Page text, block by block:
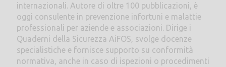
internazionali. Autore di oltre 100 pubblicazioni, è
oggi consulente in prevenzione infortuni e malattie
professionali per aziende e associazioni. Dirige i
Quaderni della Sicurezza AiFOS, svolge docenze
specialistiche e fornisce supporto su conformità
normativa, anche in caso di ispezioni o procedimenti